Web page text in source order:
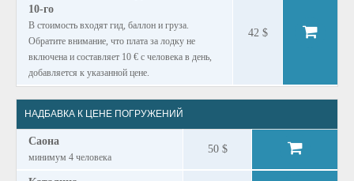
10-го
В стоимость входят гид, баллон и груза.
Обратите внимание, что плата за лодку не
включена и составляет 10 € с человека в день,
добавляется к указанной цене.
42 $
НАДБАВКА К ЦЕНЕ ПОГРУЖЕНИЙ
Саона
минимум 4 человека
50 $